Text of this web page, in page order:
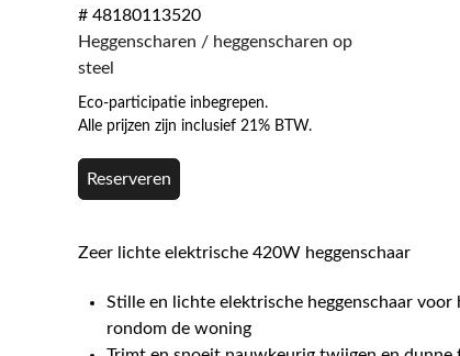
# 48180113520
Heggenscharen / heggenscharen op
steel
Eco-participatie inbegrepen.
Alle prijzen zijn inclusief 21% BTW.
Reserveren
Zeer lichte elektrische 420W heggenschaar
Stille en lichte elektrische heggenschaar voor
rondom de woning